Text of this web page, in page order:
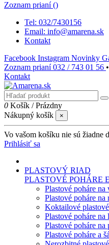
Zoznam prianí ()
Tel: 032/7430156
Email: info@amarena.sk
Kontakt
Facebook Instagram Novinky
Zoznam prianí 032 / 743 01 56 •
Kontakt
0 Košík /Prázdny
Nákupný košík
×
Vo vašom košíku nie sú žiadne
Prihlásiť sa
PLASTOVÝ RIAD
PLASTOVÉ POHÁRE
Plastové poháre
Plastové poháre na
Koktailové
Plastové poháre
Plastové poháre na
Plastové poháre a